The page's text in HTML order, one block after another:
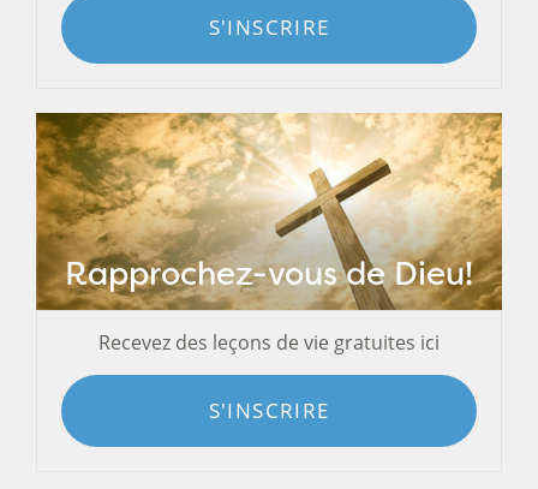
S'INSCRIRE
Rapprochez-vous de Dieu!
Recevez des leçons de vie gratuites ici
S'INSCRIRE